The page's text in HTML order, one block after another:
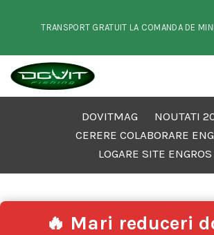
TRANSPORT GRATUIT LA COMANDA DE
DOVITMAG
NOUTATI
CERERE COLABORARE
LOGARE SITE ENGROS
🔥 Mari reduceri